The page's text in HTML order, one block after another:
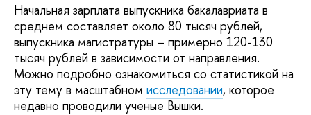
Начальная зарплата выпускника бакалавриата в
среднем составляет около 80 тысяч рублей,
выпускника магистратуры – примерно 120-130
тысяч рублей в зависимости от направления.
Можно подробно ознакомиться со статистикой на
эту тему в масштабном исследовании, которое
недавно проводили ученые Вышки.